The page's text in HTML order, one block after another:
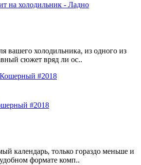
на холодильник - Ладно
вашего холодильника, из одного из
сюжет вряд ли ос..
#2018
календарь, только гораздо меньше и
формате комп..